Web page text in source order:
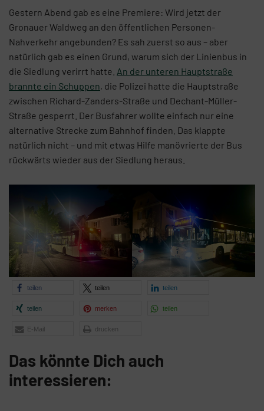
Gestern Abend gab es eine Premiere: Wird jetzt der
Gronauer Waldweg an den öffentlichen Personen-
Nahverkehr angebunden? Es sah zuerst so aus – aber
natürlich gab es einen Grund, warum sich der Linienbus in
die Siedlung verirrt hatte. An der unteren Hauptstraße
brannte ein Schuppen, die Polizei hatte die Hauptstraße
zwischen Richard-Zanders-Straße und Dechant-Müller-
Straße gesperrt. Der Busfahrer wollte einfach nur eine
alternative Strecke zum Bahnhof finden. Das klappte
natürlich nicht – und mit etwas Hilfe manövrierte der Bus
rückwärts wieder aus der Siedlung heraus.
teilen teilen teilen
teilen merken teilen
E-Mail drucken
Das könnte Dich auch
interessieren: